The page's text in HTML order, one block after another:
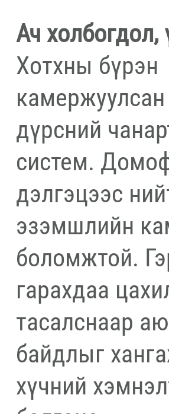
Ач холбогдол,
Хотхны бүрэн
дүрсний
систем.
дэлгэцээс
эзэмшлийн
боломжтой.
гарахдаа
тасалснаар
байдлыг
хүчний